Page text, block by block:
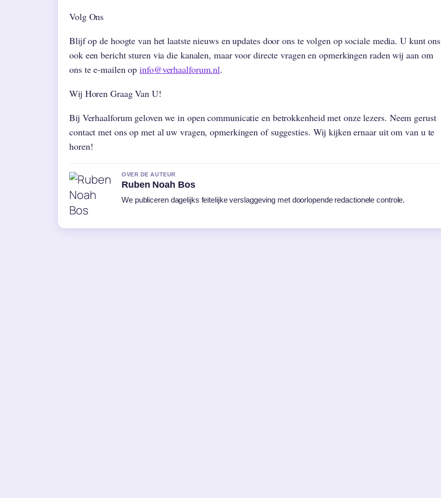
Volg Ons
Blijf op de hoogte van het laatste nieuws en updates door ons te volgen op sociale media. U kunt ons
ook een bericht sturen via die kanalen, maar voor directe vragen en opmerkingen raden wij aan om
ons te e-mailen opinfo@verhaalforum.nl.
Wij Horen Graag Van U!
Bij Verhaalforum geloven we in open communicatie en betrokkenheid met onze lezers. Neem gerust
contact met ons op met al uw vragen, opmerkingen of suggesties. Wij kijken ernaar uit om van u te
horen!
OVER DE AUTEUR
Ruben Noah Bos
We publiceren dagelijks feitelijke verslaggeving met doorlopende redactionele controle.